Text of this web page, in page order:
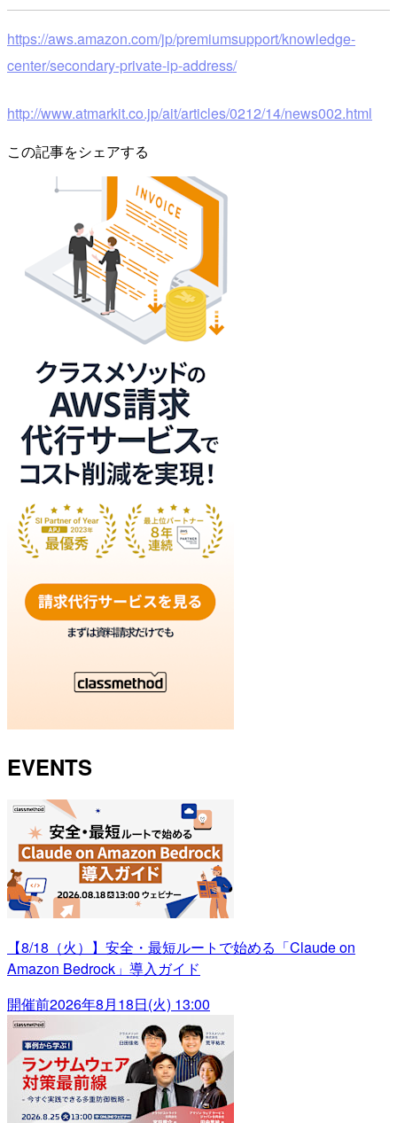
https://aws.amazon.com/jp/premiumsupport/knowledge-
center/secondary-private-ip-address/
http://www.atmarkit.co.jp/ait/articles/0212/14/news002.html
この記事をシェアする
EVENTS
【8/18（火）】安全・最短ルートで始める「Claude on
Amazon Bedrock」導入ガイド
開催前2026年8月18日(火) 13:00